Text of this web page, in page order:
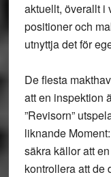
aktuellt, överallt i
positioner och
utnyttja det för
De flesta
att en inspektion
”Revisorn”
liknande
säkra källor att
kontrollera att de